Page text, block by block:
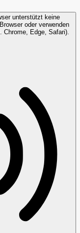
unterstützt keine
oder verwenden
Edge, Safari).